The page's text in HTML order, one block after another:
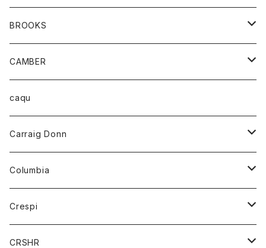
アンダーウェアー
カードホルダー
チーフ
トップス
カーディガン
ボトム
オーバーオール
ショートパンツ
レディース
オーバーオール
カーディガン
シャツ
BROOKS
グッズ
靴
CAMBER
トップス
ハーフスリーブTシャツ
caqu
Carraig Donn
ニット
Columbia
アウター
ジャケット
Crespi
ジャケット
CRSHR